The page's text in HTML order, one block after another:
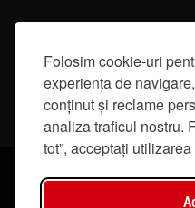
Folosim cookie-uri
experiența de
conținut și reclame
analiza traficul nostru.
tot”, acceptați
integrității
7 august